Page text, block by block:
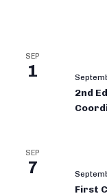
SEP
1
2nd
SEP
7
First